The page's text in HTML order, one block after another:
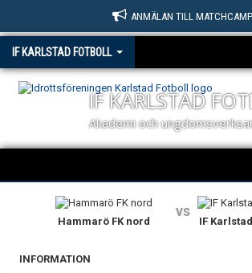
ANMÄLAN TILL
IF KARLSTAD FOTBOLL
IF KARLSTAD
Akademi och
OM KLUBBEN
Hammarö FK nord
vs
IF
INFORMATION